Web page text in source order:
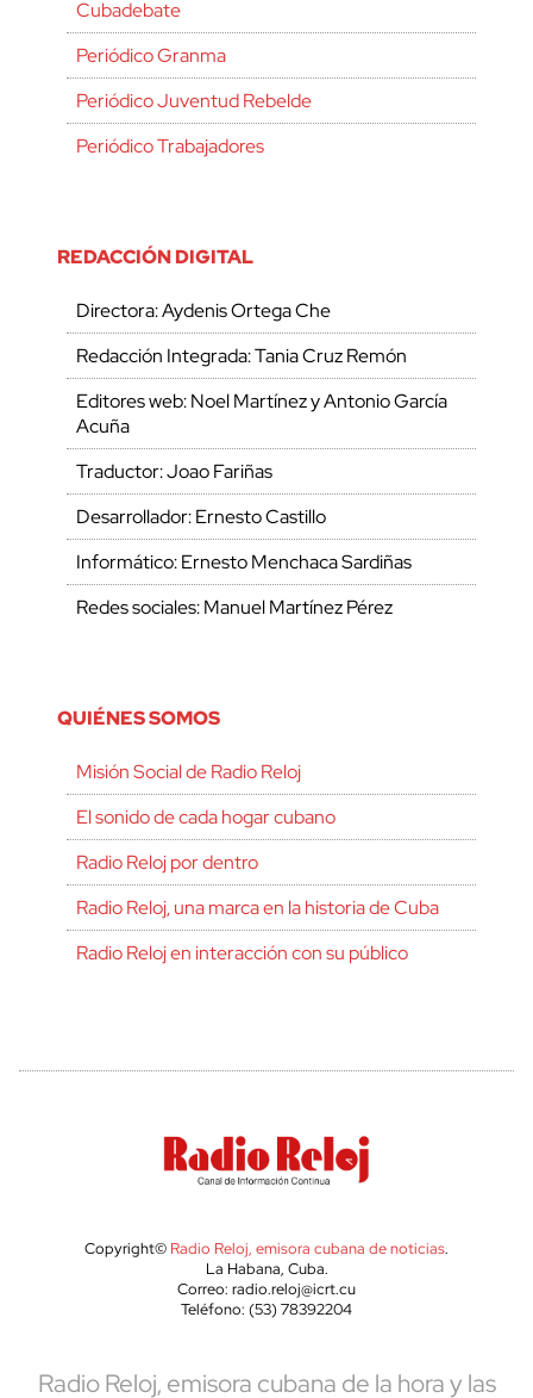
Cubadebate
Periódico Granma
Periódico Juventud Rebelde
Periódico Trabajadores
REDACCIÓN DIGITAL
Directora: Aydenis Ortega Che
Redacción Integrada: Tania Cruz Remón
Editores web: Noel Martínez y Antonio García
Acuña
Traductor: Joao Fariñas
Desarrollador: Ernesto Castillo
Informático: Ernesto Menchaca Sardiñas
Redes sociales: Manuel Martínez Pérez
QUIÉNES SOMOS
Misión Social de Radio Reloj
El sonido de cada hogar cubano
Radio Reloj por dentro
Radio Reloj, una marca en la historia de Cuba
Radio Reloj en interacción con su público
Copyright© Radio Reloj, emisora cubana de noticias.
La Habana, Cuba.
Correo: radio.reloj@icrt.cu
Teléfono: (53) 78392204
Radio Reloj, emisora cubana de la hora y las